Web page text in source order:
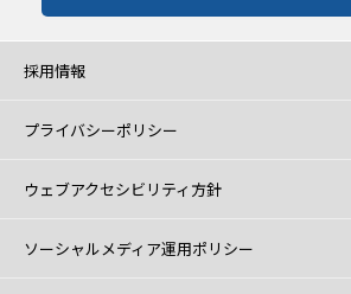
採用情報
プライバシーポリシー
ウェブアクセシビリティ方針
ソーシャルメディア運用ポリシー